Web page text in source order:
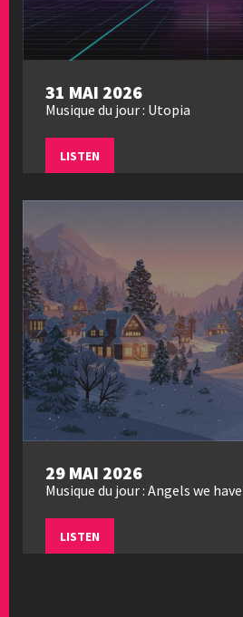
31 MAI 2026
Musique du jour : Utopia
LISTEN
29 MAI 2026
Musique du jour : Angels we
LISTEN